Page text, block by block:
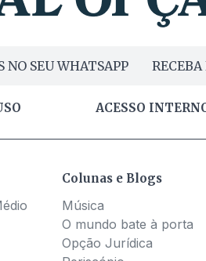
NO SEU WHATSAPP
ACESSO
Colunas e Blogs
Música
O mundo bate à porta
Opção Jurídica